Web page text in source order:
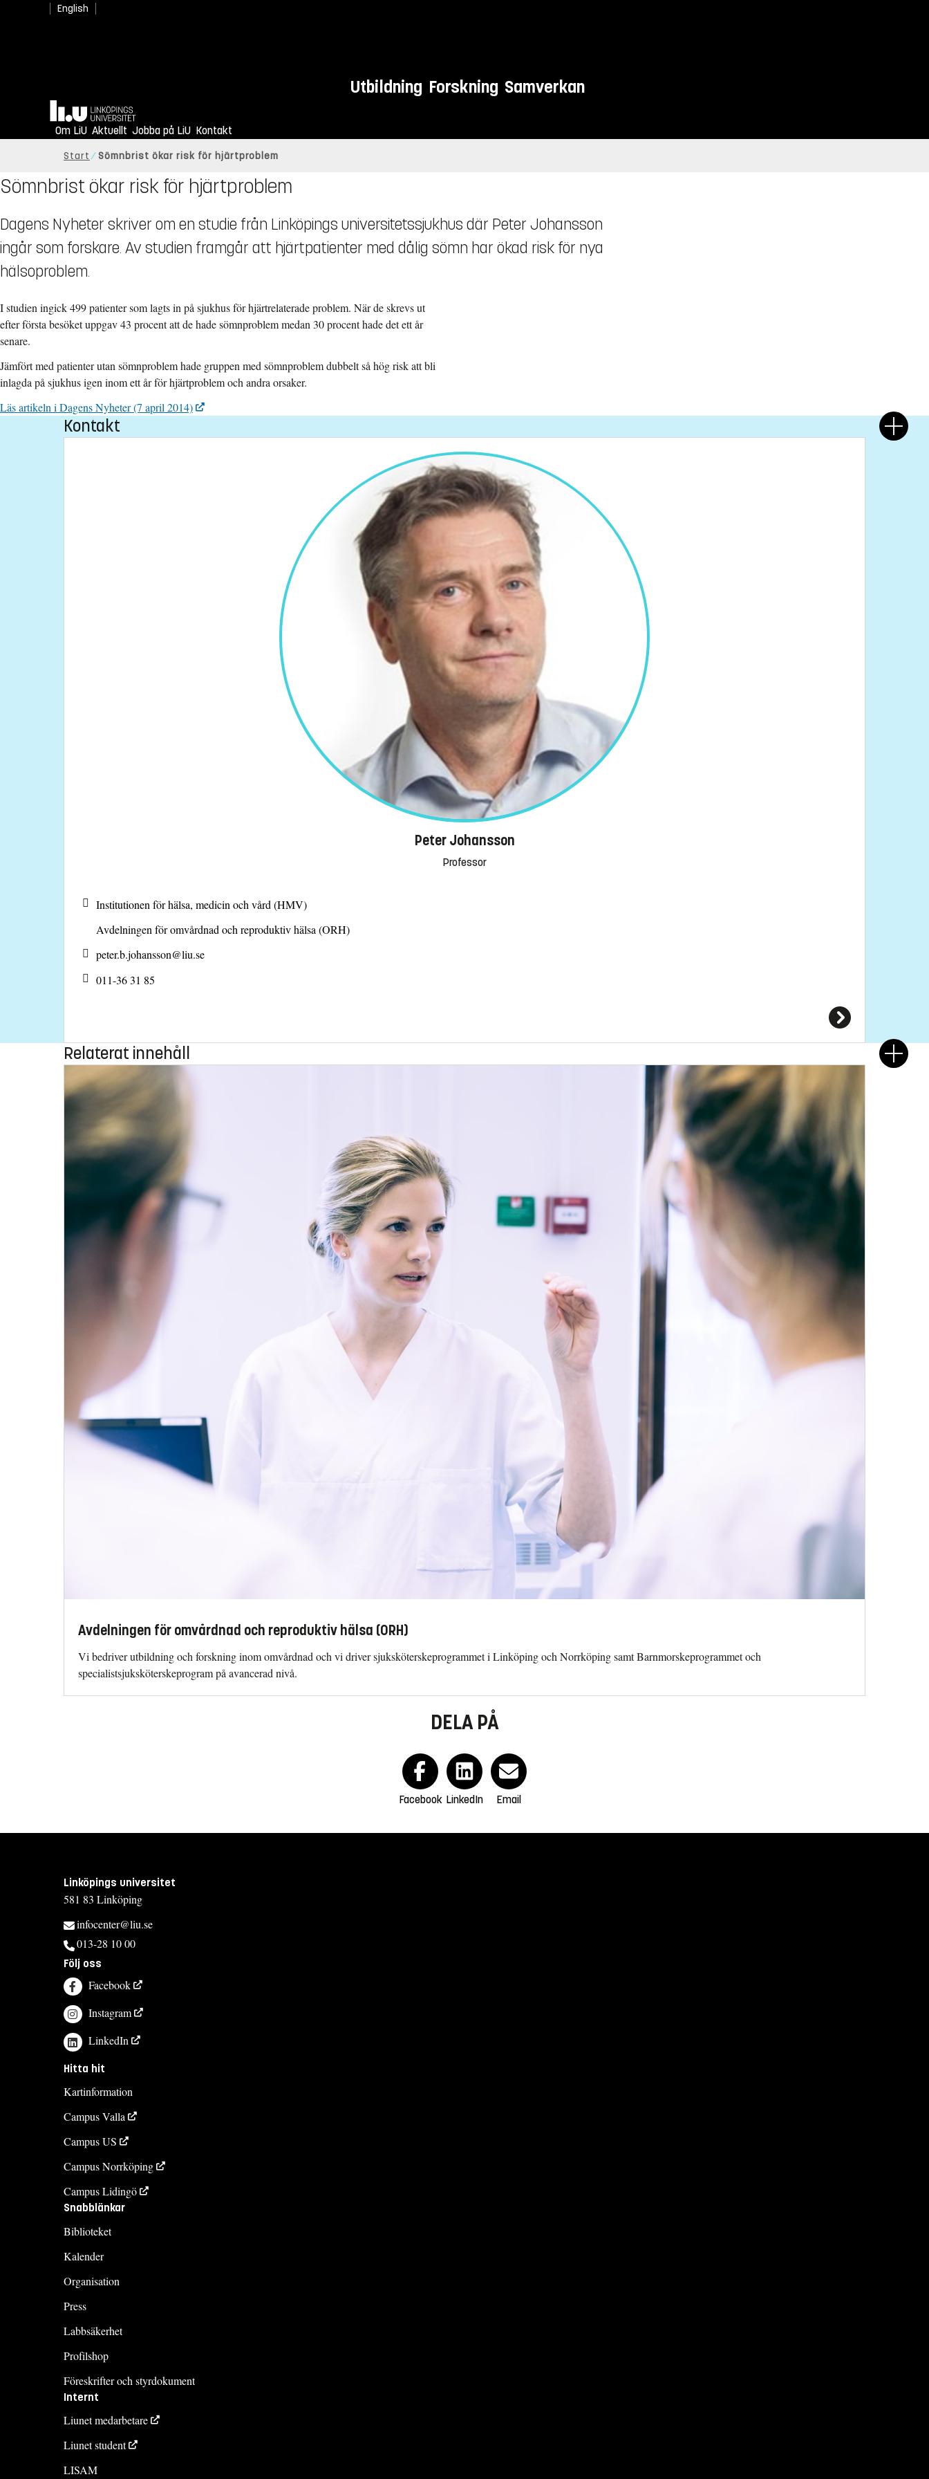
English
Utbildning Forskning Samverkan
Hem
Om LiU Aktuellt Jobba på LiU Kontakt
Start Sömnbrist ökar risk för hjärtproblem
Sömnbrist ökar risk för hjärtproblem
Dagens Nyheter skriver om en studie från Linköpings universitetssjukhus där Peter Johansson
ingår som forskare. Av studien framgår att hjärtpatienter med dålig sömn har ökad risk för nya
hälsoproblem.
I studien ingick 499 patienter som lagts in på sjukhus för hjärtrelaterade problem. När de skrevs ut
efter första besöket uppgav 43 procent att de hade sömnproblem medan 30 procent hade det ett år
senare.
Jämfört med patienter utan sömnproblem hade gruppen med sömnproblem dubbelt så hög risk att bli
inlagda på sjukhus igen inom ett år för hjärtproblem och andra orsaker.
Läs artikeln i Dagens Nyheter (7 april 2014)
Kontakt
Peter Johansson
Professor
Institutionen för hälsa, medicin och vård (HMV)
Avdelningen för omvårdnad och reproduktiv hälsa (ORH)
peter.b.johansson@liu.se
011-36 31 85
Relaterat innehåll
Avdelningen för omvårdnad och reproduktiv hälsa (ORH)
Vi bedriver utbildning och forskning inom omvårdnad och vi driver sjuksköterskeprogrammet i Linköping och Norrköping samt Barnmorskeprogrammet och
specialistsjuksköterskeprogram på avancerad nivå.
DELA PÅ
Facebook LinkedIn Email
Linköpings universitet
581 83 Linköping
infocenter@liu.se
013-28 10 00
Följ oss
Facebook
Instagram
LinkedIn
Hitta hit
Kartinformation
Campus Valla
Campus US
Campus Norrköping
Campus Lidingö
Snabblänkar
Biblioteket
Kalender
Organisation
Press
Labbsäkerhet
Profilshop
Föreskrifter och styrdokument
Internt
Liunet medarbetare
Liunet student
LISAM